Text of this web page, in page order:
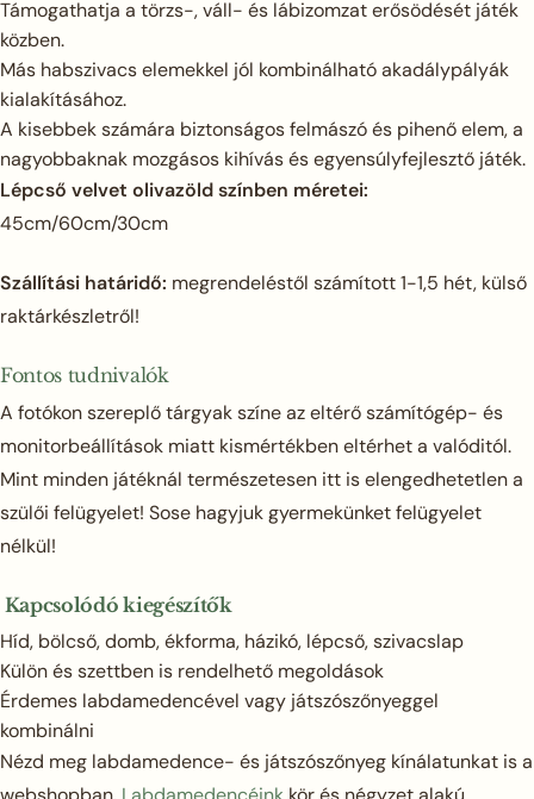
Támogathatja a törzs-, váll- és lábizomzat erősödését játék
közben.
Más habszivacs elemekkel jól kombinálható akadálypályák
kialakításához.
A kisebbek számára biztonságos felmászó és pihenő elem, a
nagyobbaknak mozgásos kihívás és egyensúlyfejlesztő játék.
Lépcső velvet olivazöld színben méretei:
45cm/60cm/30cm
Szállítási határidő: megrendeléstől számított 1-1,5 hét, külső
raktárkészletről!
Fontos tudnivalók
A fotókon szereplő tárgyak színe az eltérő számítógép- és
monitorbeállítások miatt kismértékben eltérhet a valóditól.
Mint minden játéknál természetesen itt is elengedhetetlen a
szülői felügyelet! Sose hagyjuk gyermekünket felügyelet
nélkül!
Kapcsolódó kiegészítők
Híd, bölcső, domb, ékforma, házikó, lépcső, szivacslap
Külön és szettben is rendelhető megoldások
Érdemes labdamedencével vagy játszószőnyeggel
kombinálni
Nézd meg labdamedence- és játszószőnyeg kínálatunkat is a